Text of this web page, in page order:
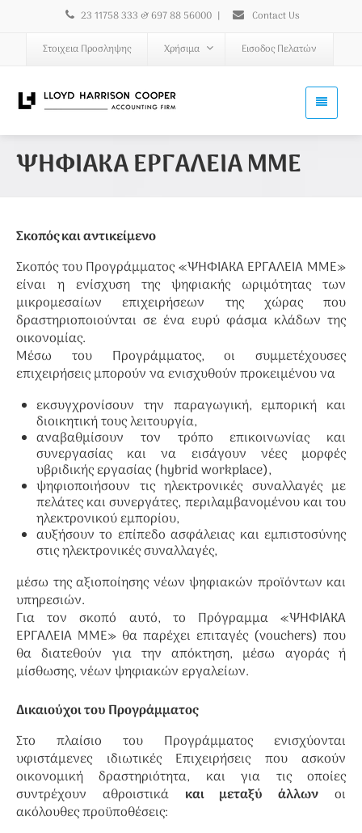
23 11758 333 & 697 88 56000 | Contact Us
Στοιχεια Προσληψης Χρήσιμα Εισοδος Πελατών
ΨΗΦΙΑΚΑ ΕΡΓΑΛΕΙΑ ΜΜΕ
Σκοπός και αντικείμενο
Σκοπός του Προγράμματος «ΨΗΦΙΑΚΑ ΕΡΓΑΛΕΙΑ ΜΜΕ»
είναι η ενίσχυση της ψηφιακής ωριμότητας των
μικρομεσαίων επιχειρήσεων της χώρας που
δραστηριοποιούνται σε ένα ευρύ φάσμα κλάδων της
οικονομίας.
Μέσω του Προγράμματος, οι συμμετέχουσες
επιχειρήσεις μπορούν να ενισχυθούν προκειμένου να
εκσυγχρονίσουν την παραγωγική, εμπορική και
διοικητική τους λειτουργία,
αναβαθμίσουν τον τρόπο επικοινωνίας και
συνεργασίας και να εισάγουν νέες μορφές
υβριδικής εργασίας (hybrid workplace),
ψηφιοποιήσουν τις ηλεκτρονικές συναλλαγές με
πελάτες και συνεργάτες, περιλαμβανομένου και του
ηλεκτρονικού εμπορίου,
αυξήσουν το επίπεδο ασφάλειας και εμπιστοσύνης
στις ηλεκτρονικές συναλλαγές,
μέσω της αξιοποίησης νέων ψηφιακών προϊόντων και
υπηρεσιών.
Για τον σκοπό αυτό, το Πρόγραμμα «ΨΗΦΙΑΚΑ
ΕΡΓΑΛΕΙΑ ΜΜΕ» θα παρέχει επιταγές (vouchers) που
θα διατεθούν για την απόκτηση, μέσω αγοράς ή
μίσθωσης, νέων ψηφιακών εργαλείων.
Δικαιούχοι του Προγράμματος
Στο πλαίσιο του Προγράμματος ενισχύονται
υφιστάμενες ιδιωτικές Επιχειρήσεις που ασκούν
οικονομική δραστηριότητα, και για τις οποίες
συντρέχουν αθροιστικά και μεταξύ άλλων οι
ακόλουθες προϋποθέσεις: